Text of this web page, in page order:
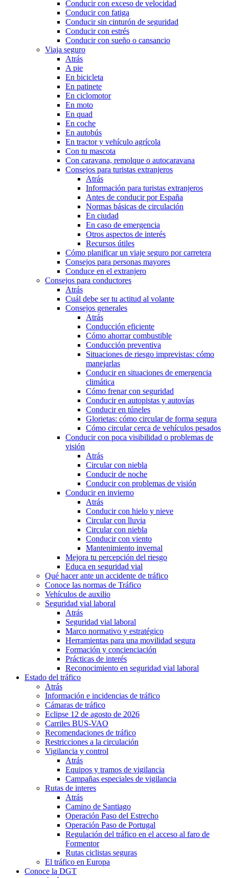
Conducir con exceso de velocidad
Conducir con fatiga
Conducir sin cinturón de seguridad
Conducir con estrés
Conducir con sueño o cansancio
Viaja seguro
Atrás
A pie
En bicicleta
En patinete
En ciclomotor
En moto
En quad
En coche
En autobús
En tractor y vehículo agrícola
Con tu mascota
Con caravana, remolque o autocaravana
Consejos para turistas extranjeros
Atrás
Información para turistas extranjeros
Antes de conducir por España
Normas básicas de circulación
En ciudad
En caso de emergencia
Otros aspectos de interés
Recursos útiles
Cómo planificar un viaje seguro por carretera
Consejos para personas mayores
Conduce en el extranjero
Consejos para conductores
Atrás
Cuál debe ser tu actitud al volante
Consejos generales
Atrás
Conducción eficiente
Cómo ahorrar combustible
Conducción preventiva
Situaciones de riesgo imprevistas: cómo
manejarlas
Conducir en situaciones de emergencia
climática
Cómo frenar con seguridad
Conducir en autopistas y autovías
Conducir en túneles
Glorietas: cómo circular de forma segura
Cómo circular cerca de vehículos pesados
Conducir con poca visibilidad o problemas de
visión
Atrás
Circular con niebla
Conducir de noche
Conducir con problemas de visión
Conducir en invierno
Atrás
Conducir con hielo y nieve
Circular con lluvia
Circular con niebla
Conducir con viento
Mantenimiento invernal
Mejora tu percepción del riesgo
Educa en seguridad vial
Qué hacer ante un accidente de tráfico
Conoce las normas de Tráfico
Vehículos de auxilio
Seguridad vial laboral
Atrás
Seguridad vial laboral
Marco normativo y estratégico
Herramientas para una movilidad segura
Formación y concienciación
Prácticas de interés
Reconocimiento en seguridad vial laboral
Estado del tráfico
Atrás
Información e incidencias de tráfico
Cámaras de tráfico
Eclipse 12 de agosto de 2026
Carriles BUS-VAO
Recomendaciones de tráfico
Restricciones a la circulación
Vigilancia y control
Atrás
Equipos y tramos de vigilancia
Campañas especiales de vigilancia
Rutas de interes
Atrás
Camino de Santiago
Operación Paso del Estrecho
Operación Paso de Portugal
Regulación del tráfico en el acceso al faro de
Formentor
Rutas ciclistas seguras
El tráfico en Europa
Conoce la DGT